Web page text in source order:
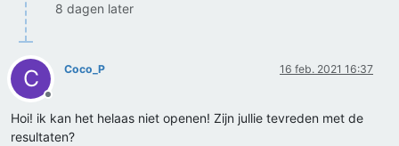
8 dagen later
C
Offline
Coco_P 16 feb. 2021 16:37
Hoi! ik kan het helaas niet openen! Zijn jullie tevreden met de
resultaten?